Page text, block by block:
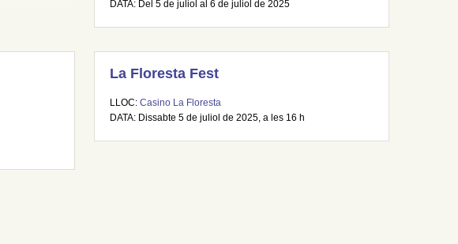
DATA: Del 5 de juliol al 6 de juliol de 2025
La Floresta Fest
LLOC: Casino La Floresta
DATA: Dissabte 5 de juliol de 2025, a les 16 h